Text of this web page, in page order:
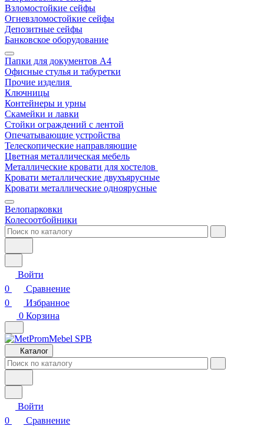
Взломостойкие сейфы
Огневзломостойкие сейфы
Депозитные сейфы
Банковское оборудование
Папки для документов A4
Офисные стулья и табуретки
Прочие изделия
Ключницы
Контейнеры и урны
Скамейки и лавки
Стойки ограждений с лентой
Опечатывающие устройства
Телескопические направляющие
Цветная металлическая мебель
Металлические кровати для хостелов
Кровати металлические двухъярусные
Кровати металлические одноярусные
Велопарковки
Колесоотбойники
Войти
0
Сравнение
0
Избранное
0 Корзина
Каталог
Войти
0
Сравнение